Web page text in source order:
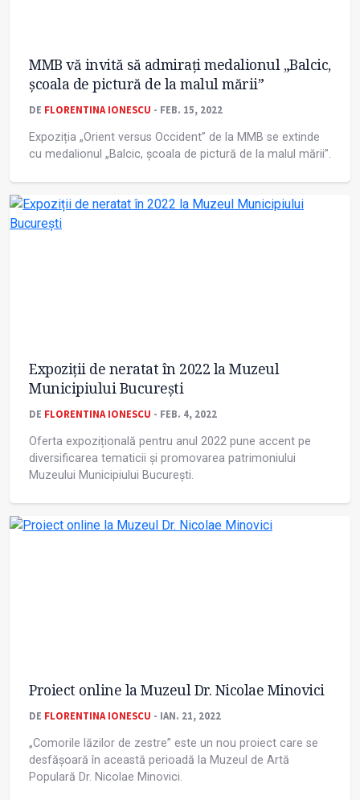
MMB vă invită să admirați medalionul „Balcic,
școala de pictură de la malul mării”
DE FLORENTINA IONESCU - FEB. 15, 2022
Expoziția „Orient versus Occident” de la MMB se extinde
cu medalionul „Balcic, școala de pictură de la malul mării”.
Expoziții de neratat în 2022 la Muzeul
Municipiului București
DE FLORENTINA IONESCU - FEB. 4, 2022
Oferta expozițională pentru anul 2022 pune accent pe
diversificarea tematicii și promovarea patrimoniului
Muzeului Municipiului București.
Proiect online la Muzeul Dr. Nicolae Minovici
DE FLORENTINA IONESCU - IAN. 21, 2022
„Comorile lăzilor de zestre” este un nou proiect care se
desfășoară în această perioadă la Muzeul de Artă
Populară Dr. Nicolae Minovici.